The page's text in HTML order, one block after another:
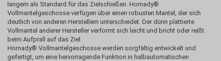
langem als Standard für das Zielschießen. Hornady®
Vollmantelgeschosse verfügen über einen robusten Mantel, der sich
deutlich von anderen Herstellern unterscheidet. Der dünn plattierte
Vollmantel anderer Hersteller verformt sich leicht und bricht oder reißt
beim Aufprall auf das Ziel.
Hornady® Vollmantelgeschosse werden sorgfältig entwickelt und
gefertigt, um eine hervorragende Funktion in halbautomatischen